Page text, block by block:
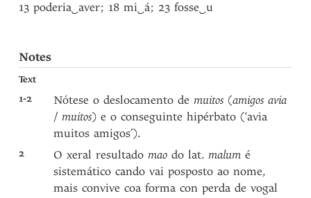
13 poderia ‿aver; 18 mi ‿á; 23 fosse ‿u
Notes
Text
1-2
Nótese o deslocamento demuitos(amigos avia
/muitos) e o conseguinte hipérbato (‘avia
muitos amigos’).
2 O xeral resultadomaodo lat.malum é
sistemático cando vai posposto ao nome,
mais convive coa forma con perda de vogal